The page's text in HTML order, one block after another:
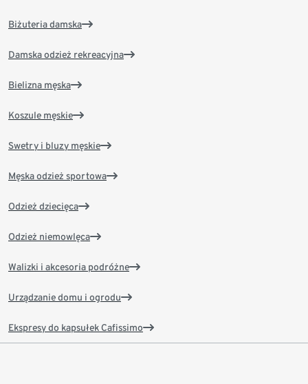
Biżuteria damska
Damska odzież rekreacyjna
Bielizna męska
Koszule męskie
Swetry i bluzy męskie
Męska odzież sportowa
Odzież dziecięca
Odzież niemowlęca
Walizki i akcesoria podróżne
Urządzanie domu i ogrodu
Ekspresy do kapsułek Cafissimo